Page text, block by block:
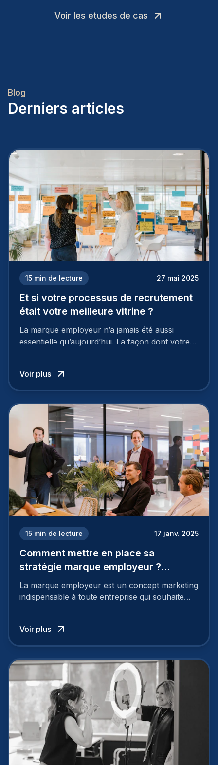
Voir les études de cas
Blog
Derniers articles
15 min de lecture 27 mai 2025
Et si votre processus de recrutement
était votre meilleure vitrine ?
La marque employeur n’a jamais été aussi
essentielle qu’aujourd’hui. La façon dont votre
à perdre les meilleurs profils.
Voir plus
15 min de lecture 17 janv. 2025
Comment mettre en place sa
stratégie marque employeur ?
Découvrez les 7 étapes
La marque employeur est un concept marketing
indispensable à toute entreprise qui souhaite
employeur solide et positive sont évidentes, ce
travail, pour qu’il soit réussi, ne peut se faire en
mettre en œuvre un certain nombre d’actions.
Voir plus